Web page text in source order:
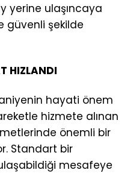
yerine ulaşıncaya
güvenli şekilde
HIZLANDI
hayati önem
hizmete alınan
önemli bir
Standart bir
mesafeye